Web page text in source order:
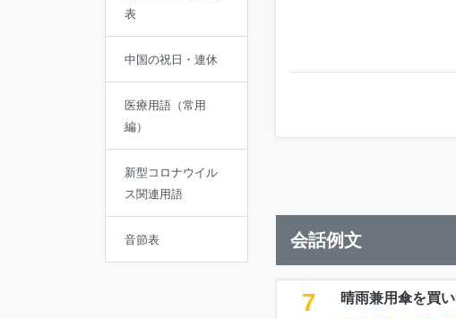
表
中国の祝日・連休
医療用語（常用
編）
新型コロナウイル
ス関連用語
音節表 会話例文
7 晴雨兼用傘を買い